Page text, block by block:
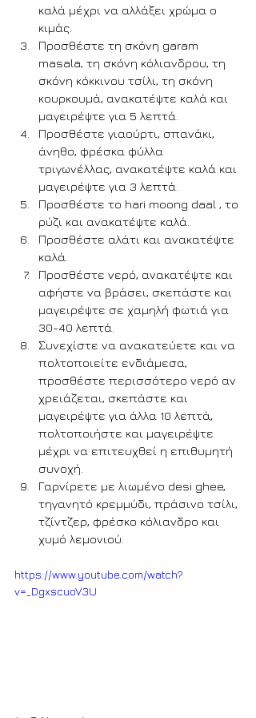
καλά μέχρι να αλλάξει χρώμα ο
κιμάς.
Προσθέστε τη σκόνη garam
masala, τη σκόνη κόλιανδρου, τη
σκόνη κόκκινου τσίλι, τη σκόνη
κουρκουμά, ανακατέψτε καλά και
μαγειρέψτε για 5 λεπτά.
Προσθέστε γιαούρτι, σπανάκι,
άνηθο, φρέσκα φύλλα
τριγωνέλλας, ανακατέψτε καλά και
μαγειρέψτε για 3 λεπτά.
Προσθέστε το hari moong daal , το
ρύζι και ανακατέψτε καλά.
Προσθέστε αλάτι και ανακατέψτε
καλά.
Προσθέστε νερό, ανακατέψτε και
αφήστε να βράσει, σκεπάστε και
μαγειρέψτε σε χαμηλή φωτιά για
30-40 λεπτά.
Συνεχίστε να ανακατεύετε και να
πολτοποιείτε ενδιάμεσα,
προσθέστε περισσότερο νερό αν
χρειάζεται, σκεπάστε και
μαγειρέψτε για άλλα 10 λεπτά,
πολτοποιήστε και μαγειρέψτε
μέχρι να επιτευχθεί η επιθυμητή
συνοχή.
Γαρνίρετε με λιωμένο desi ghee,
τηγανητό κρεμμύδι, πράσινο τσίλι,
τζίντζερ, φρέσκο ​​κόλιανδρο και
χυμό λεμονιού.
https://www.youtube.com/watch?
v=_DgxscuoV3U